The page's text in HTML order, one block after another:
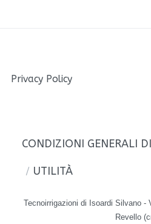
Privacy Policy
CONDIZIONI GENERALI
UTILITÀ
Tecnoirrigazioni di Isoardi Silvano -
Revello